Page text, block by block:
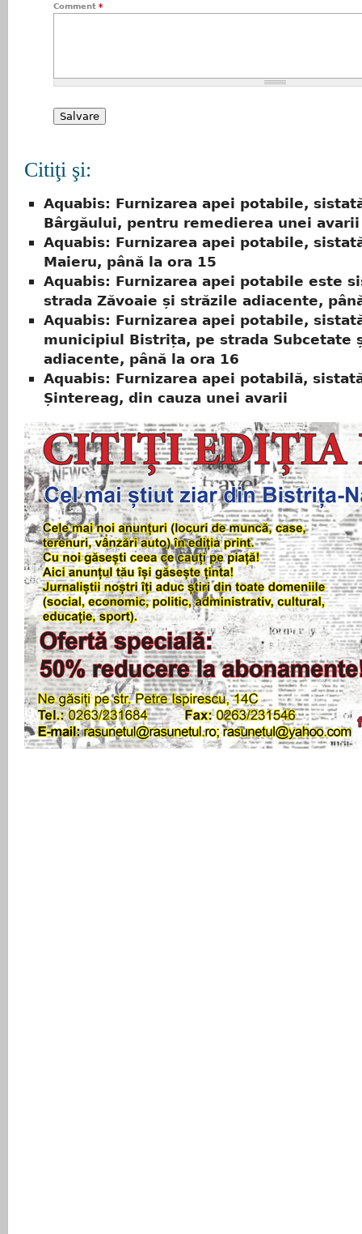
Comment *
Citiţi şi:
Aquabis: Furnizarea apei potabile,
Bârgăului, pentru remedierea unei avarii
Aquabis: Furnizarea apei potabile,
Maieru, până la ora 15
Aquabis: Furnizarea apei potabile este
strada Zăvoaie și străzile adiacente,
Aquabis: Furnizarea apei potabile,
municipiul Bistrița, pe strada Subcetate
adiacente, până la ora 16
Aquabis: Furnizarea apei potabilă,
Șintereag, din cauza unei avarii